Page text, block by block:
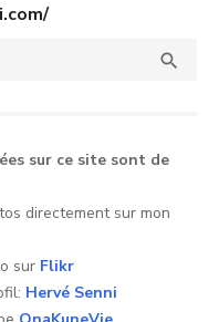

sur ce site sont de
directement sur mon
sur Flikr
Hervé Senni